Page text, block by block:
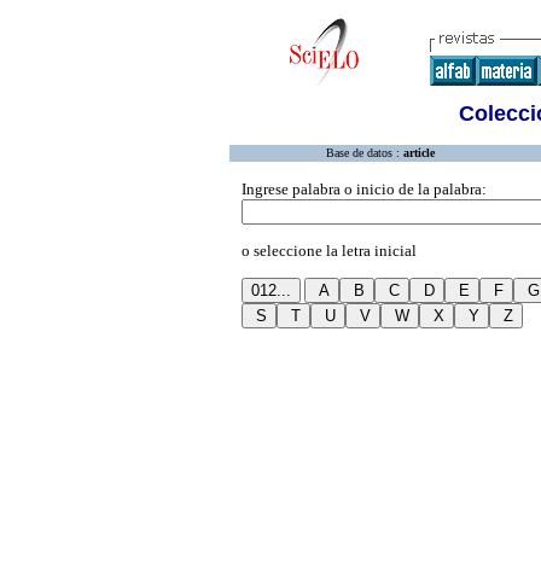
Base de datos : article
Ingrese palabra o inicio de la palabra:
o seleccione la letra inicial